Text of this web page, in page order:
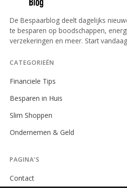
De Bespaarblog deelt dagelijks
te besparen op boodschappen,
verzekeringen en meer. Start
CATEGORIEËN
Financiele Tips
Besparen in Huis
Slim Shoppen
Ondernemen & Geld
PAGINA'S
Contact